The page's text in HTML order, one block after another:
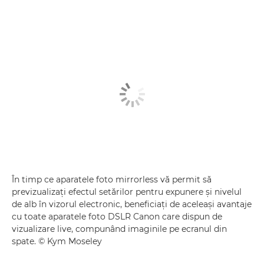
În timp ce aparatele foto mirrorless vă permit să
previzualizaţi efectul setărilor pentru expunere şi nivelul
de alb în vizorul electronic, beneficiaţi de aceleaşi avantaje
cu toate aparatele foto DSLR Canon care dispun de
vizualizare live, compunând imaginile pe ecranul din
spate. © Kym Moseley